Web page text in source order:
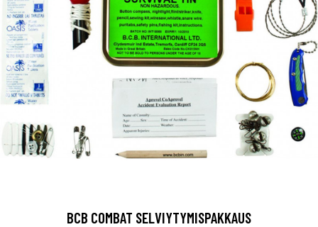
BCB COMBAT SELVIYTYMISPAKKAUS